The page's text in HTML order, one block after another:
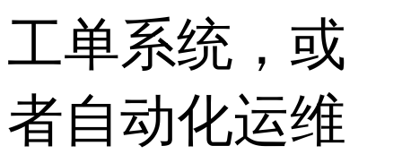
工单系统，或
者自动化运维